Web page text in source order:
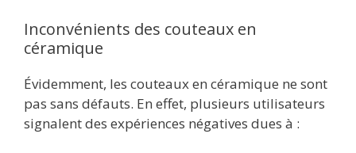
Inconvénients des couteaux en
céramique
Évidemment, les couteaux en céramique ne sont
pas sans défauts. En effet, plusieurs utilisateurs
signalent des expériences négatives dues à :